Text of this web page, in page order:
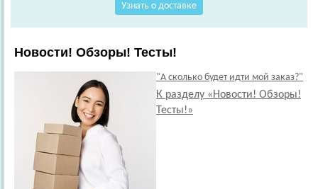
Узнать о доставке
Новости! Обзоры! Тесты!
"А сколько будет идти мой заказ?"
К разделу «Новости! Обзоры!
Тесты!»